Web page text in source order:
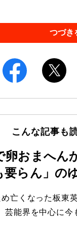
つづき
こんな記事も
卵おまへ
要らん」の
亡くなった板東
芸能界を中心に今